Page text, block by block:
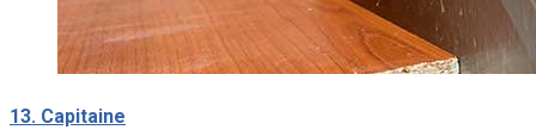
13. Capitaine